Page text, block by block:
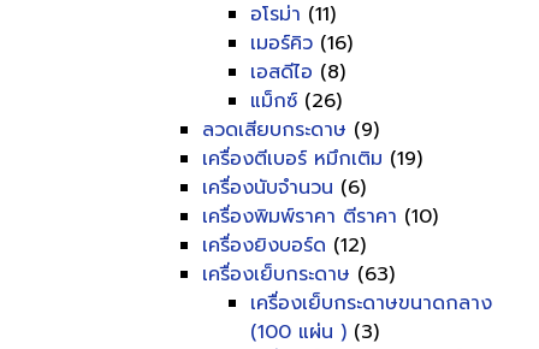
อโรม่า (11)
เมอร์คิว (16)
เอสดีไอ (8)
แม็กซ์ (26)
ลวดเสียบกระดาษ (9)
เครื่องตีเบอร์ หมึกเติม (19)
เครื่องนับจำนวน (6)
เครื่องพิมพ์ราคา ตีราคา (10)
เครื่องยิงบอร์ด (12)
เครื่องเย็บกระดาษ (63)
เครื่องเย็บกระดาษขนาดกลาง
(100 แผ่น ) (3)